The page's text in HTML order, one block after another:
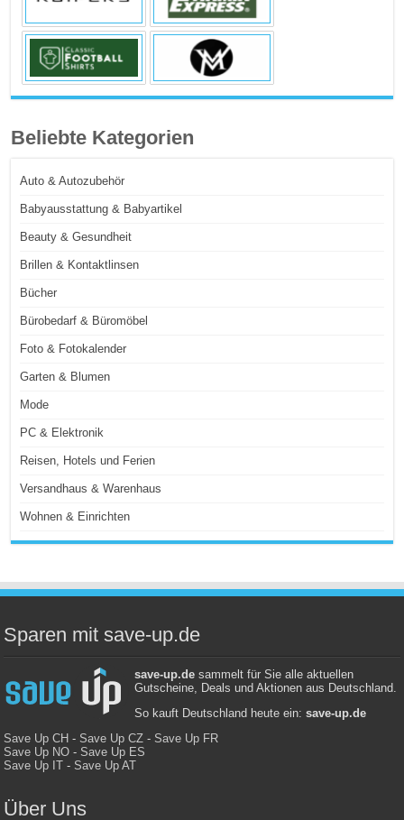
Beliebte Kategorien
Auto & Autozubehör
Babyausstattung & Babyartikel
Beauty & Gesundheit
Brillen & Kontaktlinsen
Bücher
Bürobedarf & Büromöbel
Foto & Fotokalender
Garten & Blumen
Mode
PC & Elektronik
Reisen, Hotels und Ferien
Versandhaus & Warenhaus
Wohnen & Einrichten
Sparen mit save-up.de
save-up.desammelt für Sie alle aktuellen
Gutscheine, Deals und Aktionen aus Deutschland.
So kauft Deutschland heute ein: save-up.de
Save Up CH -Save Up CZ -Save Up FR
Save Up NO -Save Up ES
Save Up IT -Save Up AT
Über Uns